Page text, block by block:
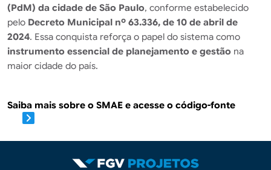
(PdM) da cidade de São Paulo, conforme estabelecido
pelo Decreto Municipal nº 63.336, de 10 de abril de
2024. Essa conquista reforça o papel do sistema como
instrumento essencial de planejamento e gestão na
maior cidade do país.
Saiba mais sobre o SMAE e acesse o código-fonte